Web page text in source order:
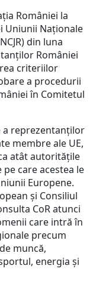
României la
Uniunii Naționale
din luna
României
criteriilor
a procedurii
în Comitetul
a reprezentanților
membre ale UE,
atât autoritățile
care acestea le
Europene.
și Consiliul
CoR atunci
care intră în
precum
muncă,
energia și